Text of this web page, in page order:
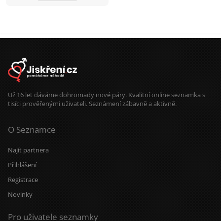
Už 16 let dáváme dohromady nové páry. Kvalitní online seznamka s
tisíci prověřenými uživateli. Seznámení zábavně a aktivně.
O Seznamce
Najít partnera
Přihlášení
Registrace
Novinky
Pro uživatele seznamky